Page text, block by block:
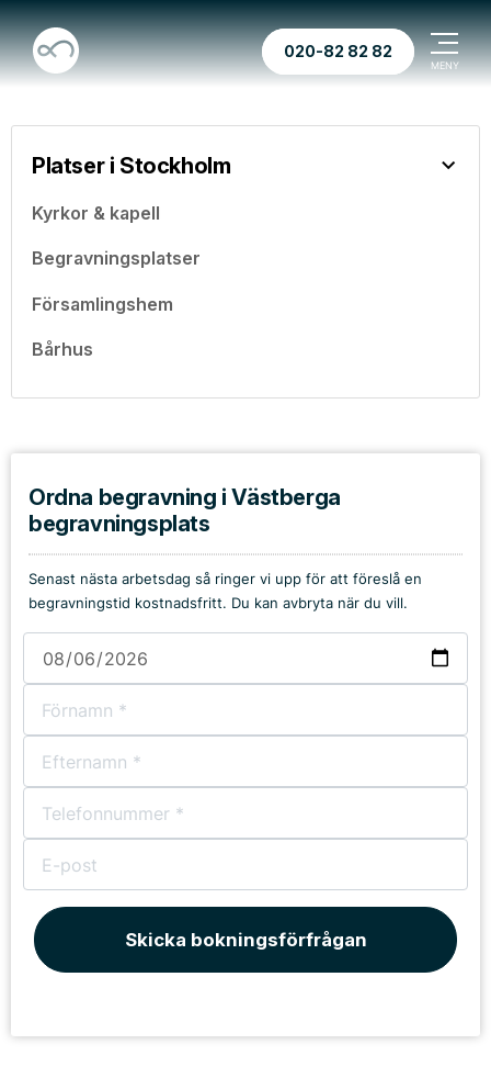
020-82 82 82
Platser i Stockholm
Kyrkor & kapell
Begravningsplatser
Församlingshem
Bårhus
Ordna begravning i Västberga
begravningsplats
Senast nästa arbetsdag så ringer vi upp för att föreslå en
begravningstid kostnadsfritt. Du kan avbryta när du vill.
Skicka bokningsförfrågan